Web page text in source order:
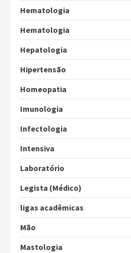
Hematologia
Hematologia
Hepatologia
Hipertensão
Homeopatia
Imunologia
Infectologia
Intensiva
Laboratório
Legista (Médico)
ligas acadêmicas
Mão
Mastologia